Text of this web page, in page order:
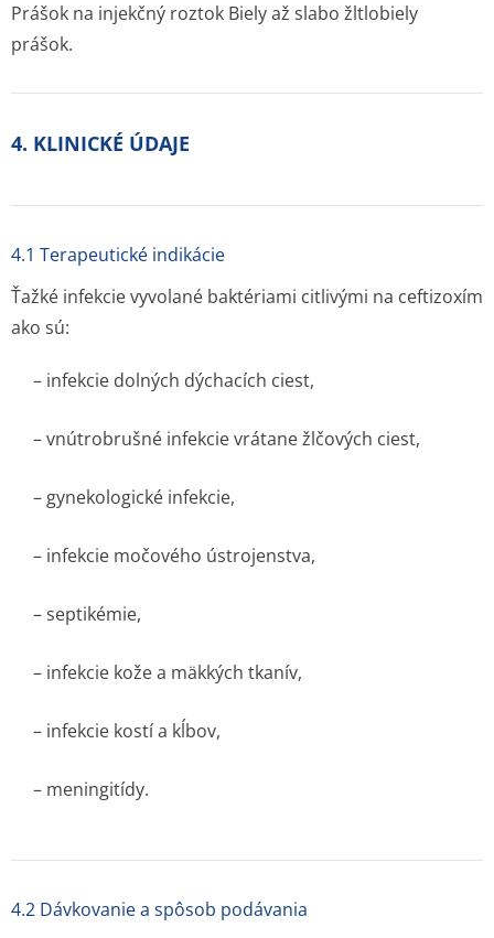
Prášok na injekčný roztok Biely až slabo žltlobiely
prášok.
4. KLINICKÉ ÚDAJE
4.1 Terapeutické indikácie
Ťažké infekcie vyvolané baktériami citlivými na ceftizoxím
ako sú:
– infekcie dolných dýchacích ciest,
– vnútrobrušné infekcie vrátane žlčových ciest,
– gynekologické infekcie,
– infekcie močového ústrojenstva,
– septikémie,
– infekcie kože a mäkkých tkanív,
– infekcie kostí a kĺbov,
– meningitídy.
4.2 Dávkovanie a spôsob podávania